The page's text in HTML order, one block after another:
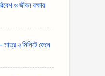
ও জীবন রক্ষায়
মাত্র ২ মিনিটে জেনে